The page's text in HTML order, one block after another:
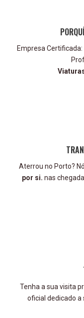
Empresa Certificada:
Aterrou no Porto?
por si. nas
Tenha a sua visita
oficial dedicado a